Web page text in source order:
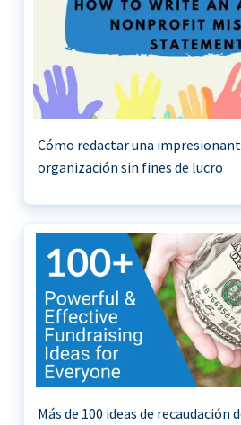
Cómo redactar una
organización sin fines de lucro
Más de 100 ideas de recaudación